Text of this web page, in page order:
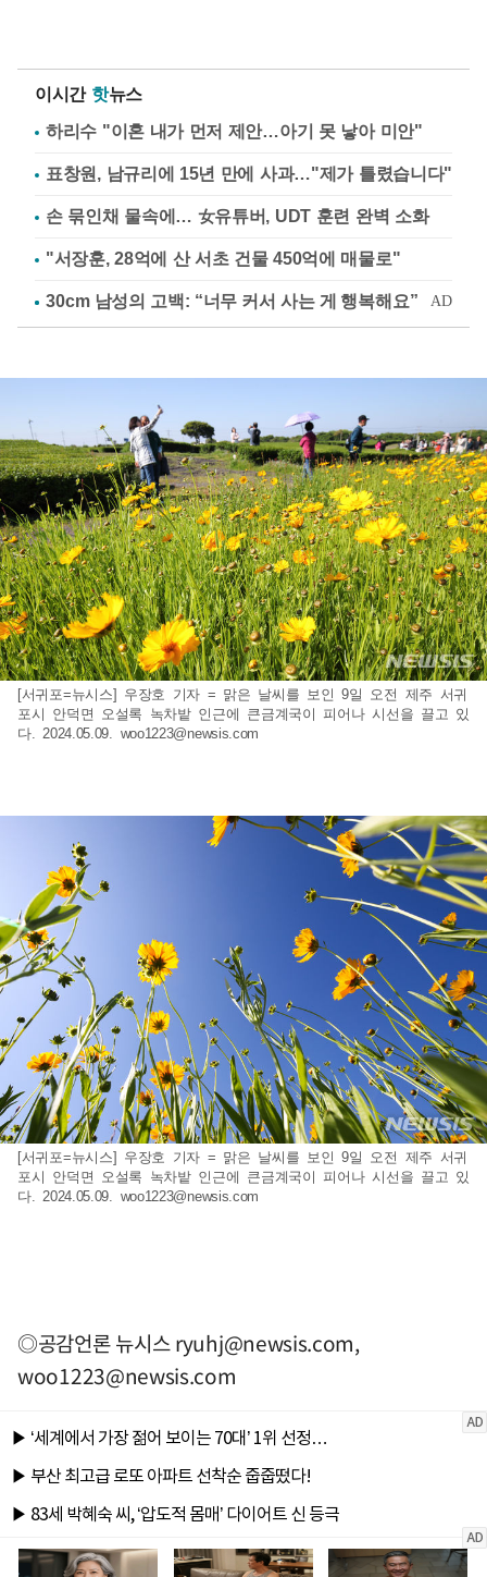
이시간 핫뉴스
하리수 "이혼 내가 먼저 제안…아기 못 낳아 미안"
표창원, 남규리에 15년 만에 사과…"제가 틀렸습니다"
손 묶인채 물속에… 女유튜버, UDT 훈련 완벽 소화
"서장훈, 28억에 산 서초 건물 450억에 매물로"
[서귀포=뉴시스] 우장호 기자 = 맑은 날씨를 보인 9일 오전 제주 서귀
포시 안덕면 오설록 녹차밭 인근에 큰금계국이 피어나 시선을 끌고 있
다. 2024.05.09. woo1223@newsis.com
[서귀포=뉴시스] 우장호 기자 = 맑은 날씨를 보인 9일 오전 제주 서귀
포시 안덕면 오설록 녹차밭 인근에 큰금계국이 피어나 시선을 끌고 있
다. 2024.05.09. woo1223@newsis.com
◎공감언론 뉴시스ryuhj@newsis.com,
woo1223@newsis.com